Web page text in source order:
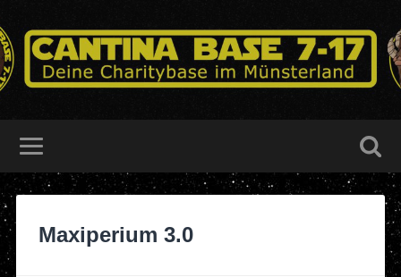
Maxiperium 3.0